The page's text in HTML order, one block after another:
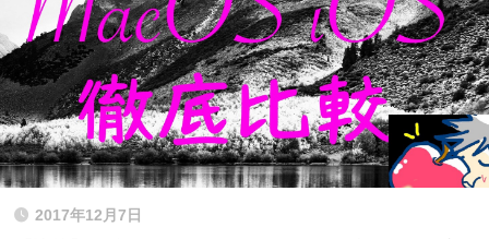
2017年12月7日